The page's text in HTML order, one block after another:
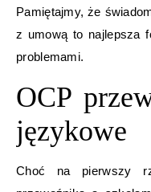
Pamiętajmy, że
z umową to najlepsza
problemami.
OCP
językowe
Choć na pierwszy